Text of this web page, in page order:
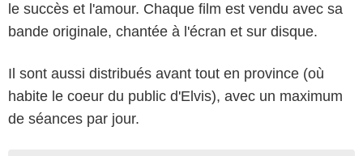
le succès et l'amour. Chaque film est vendu avec sa
bande originale, chantée à l'écran et sur disque.
Il sont aussi distribués avant tout en province (où
habite le coeur du public d'Elvis), avec un maximum
de séances par jour.